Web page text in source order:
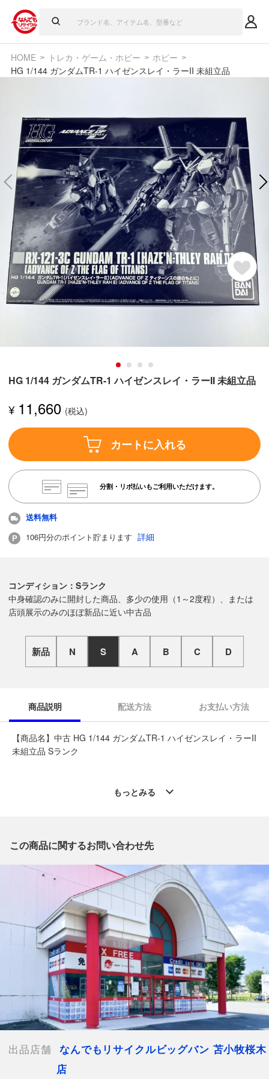
HOME トレカ・ゲーム・ホビー
ホビー
HG 1/144 ガンダムTR-1 ハイゼンスレイ・ラーII 未組立品
HG 1/144 ガンダムTR-1 ハイゼンスレイ・ラーII 未組立品
¥ 11,660
カートに入れる
分割・リボ払いもご利用いただけます。
送料無料
106円分のポイント貯まります 詳細
コンディション：Sランク
中身確認のみに開封した商品、多少の使用（1～2度程）、または
店頭展示のみのほぼ新品に近い中古品
新品 N S A B C D
商品説明 配送方法 お支払い方法
【商品名】中古 HG 1/144 ガンダムTR-1 ハイゼンスレイ・ラーII
未組立品 Sランク
※「なんでもリサイクルビッグバン 公式オンラインストアの出
電話番号：0144-76-3196
【店舗内商品コード】1012103726328
【メーカー】
【付属品】外箱,取扱説明書
【ランク】Sランク
中身の確認の為のみに開封した商品、多少の使用（1
～2度程）、または店頭展示のみのほぼ新品に近い中古品
【詳細備考】
内袋未開封の未組立品です。
取扱説明書と外箱に僅かな黄ばみ変色がございます。パーツへの
影響は見受けられませんでしたが、予めご容赦下さいませ。
【使用予定配送業者】佐川急便 飛脚宅配便100サイズ
もっとみる
この商品に関するお問い合わせ先
出品店舗
なんでもリサイクルビッグバン 苫小牧桜木
店